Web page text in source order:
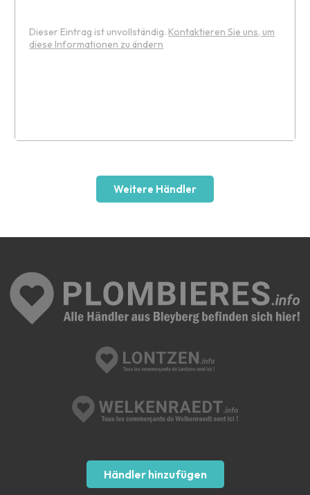
Dieser Eintrag ist unvollständig. Kontaktieren Sie uns, um
diese Informationen zu ändern
Weitere Händler
Händler hinzufügen